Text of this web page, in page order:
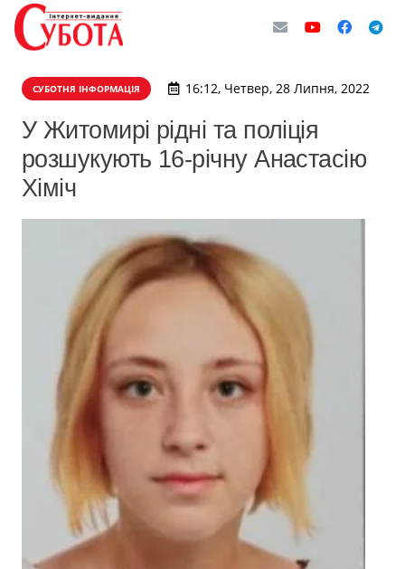
СУБОТНЯ ІНФОРМАЦІЯ 16:12, Четвер, 28 Липня, 2022
У Житомирі рідні та поліція
розшукують 16-річну Анастасію
Хіміч